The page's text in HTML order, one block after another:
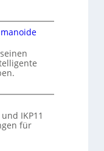
IKP11
für